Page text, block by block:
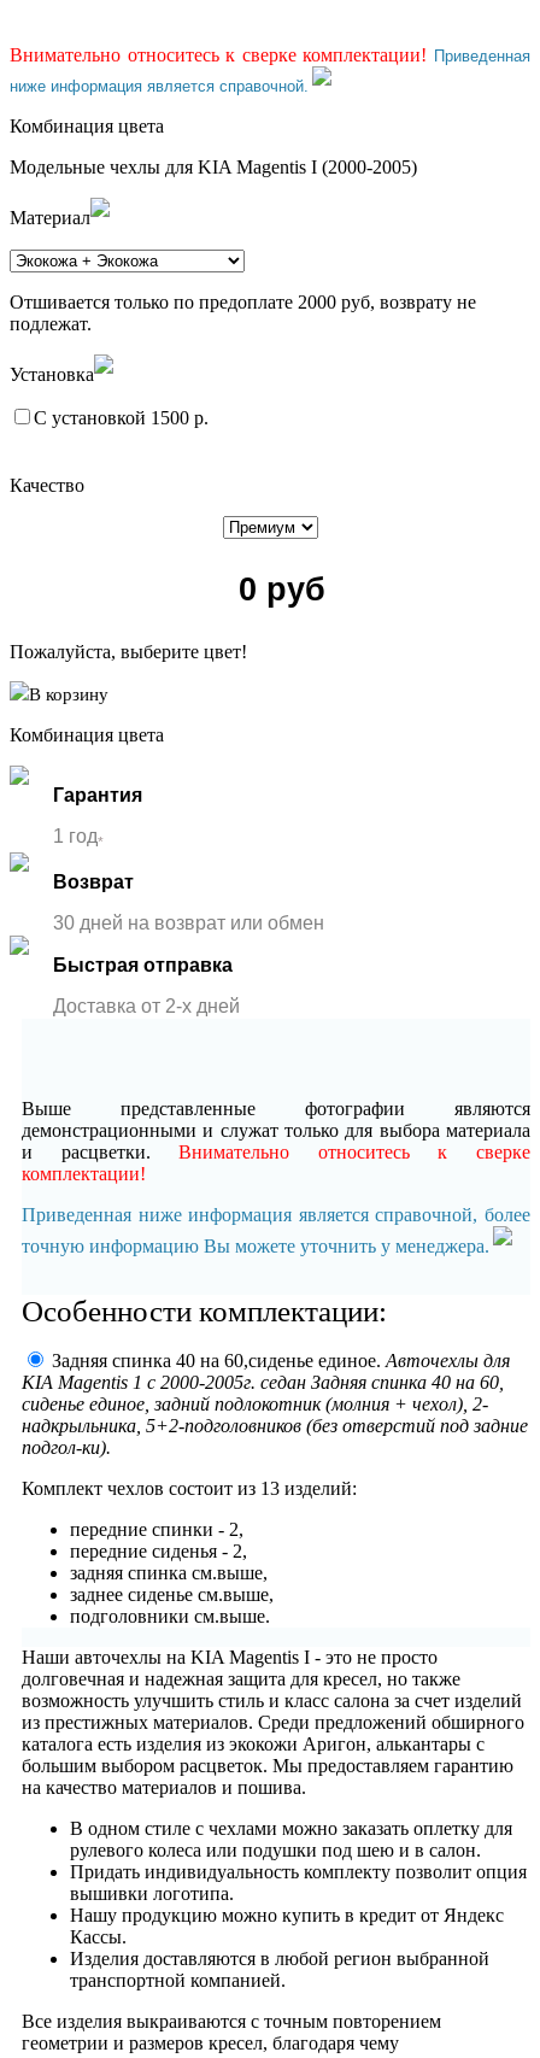
Внимательно относитесь к сверке комплектации! Приведенная
ниже информация является справочной.
Комбинация цвета
Модельные чехлы для KIA Magentis I (2000-2005)
Материал
Отшивается только по предоплате 2000 руб, возврату не
подлежат.
Установка
С установкой 1500 р.
Качество
0 руб
Пожалуйста, выберите цвет!
В корзину
Комбинация цвета
Гарантия
1 год*
Возврат
30 дней на возврат или обмен
Быстрая отправка
Доставка от 2-x дней
Выше представленные фотографии являются
демонстрационными и служат только для выбора материала
и расцветки.Внимательно относитесь к сверке
комплектации!
Приведенная ниже информация является справочной, более
точную информацию Вы можете уточнить у менеджера.
Особенности комплектации:
Задняя спинка 40 на 60,сиденье единое. Авточехлы для
KIA Magentis 1 с 2000-2005г. седан Задняя спинка 40 на 60,
сиденье единое, задний подлокотник (молния + чехол), 2-
надкрыльника, 5+2-подголовников (без отверстий под задние
подгол-ки).
Комплект чехлов состоит из 13 изделий:
передние спинки - 2,
передние сиденья - 2,
задняя спинка см.выше,
заднее сиденье см.выше,
подголовники см.выше.
Наши авточехлы на KIA Magentis I - это не просто
долговечная и надежная защита для кресел, но также
возможность улучшить стиль и класс салона за счет изделий
из престижных материалов. Среди предложений обширного
каталога есть изделия из экокожи Аригон, алькантары с
большим выбором расцветок. Мы предоставляем гарантию
на качество материалов и пошива.
В одном стиле с чехлами можно заказать оплетку для
рулевого колеса или подушки под шею и в салон.
Придать индивидуальность комплекту позволит опция
вышивки логотипа.
Нашу продукцию можно купить в кредит от Яндекс
Кассы.
Изделия доставляются в любой регион выбранной
транспортной компанией.
Все изделия выкраиваются с точным повторением
геометрии и размеров кресел, благодаря чему